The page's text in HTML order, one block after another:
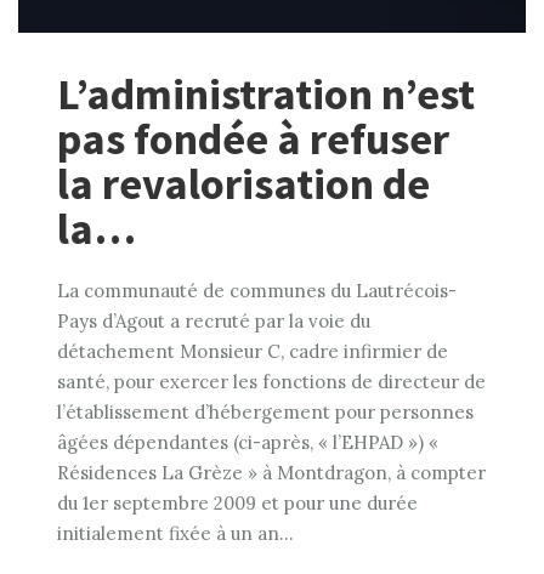
L’administration n’est
pas fondée à refuser
la revalorisation de
la…
La communauté de communes du Lautrécois-
Pays d’Agout a recruté par la voie du
détachement Monsieur C, cadre infirmier de
santé, pour exercer les fonctions de directeur de
l’établissement d’hébergement pour personnes
âgées dépendantes (ci-après, « l’EHPAD ») «
Résidences La Grèze » à Montdragon, à compter
du 1er septembre 2009 et pour une durée
initialement fixée à un an…